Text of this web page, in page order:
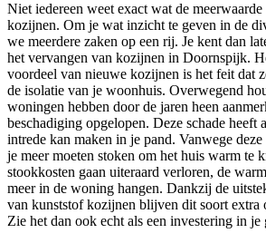
Niet iedereen weet exact wat de
kozijnen. Om je wat inzicht te geven in de
we meerdere zaken op een rij. Je kent dan
het vervangen van kozijnen in Doornspijk.
voordeel van nieuwe kozijnen is het feit dat
de isolatie van je woonhuis. Overwegend
woningen hebben door de jaren heen
beschadiging opgelopen. Deze schade heeft
intrede kan maken in je pand. Vanwege
je meer moeten stoken om het huis warm te
stookkosten gaan uiteraard verloren, de
meer in de woning hangen. Dankzij de
van kunststof kozijnen blijven dit soort extra
Zie het dan ook echt als een investering in je